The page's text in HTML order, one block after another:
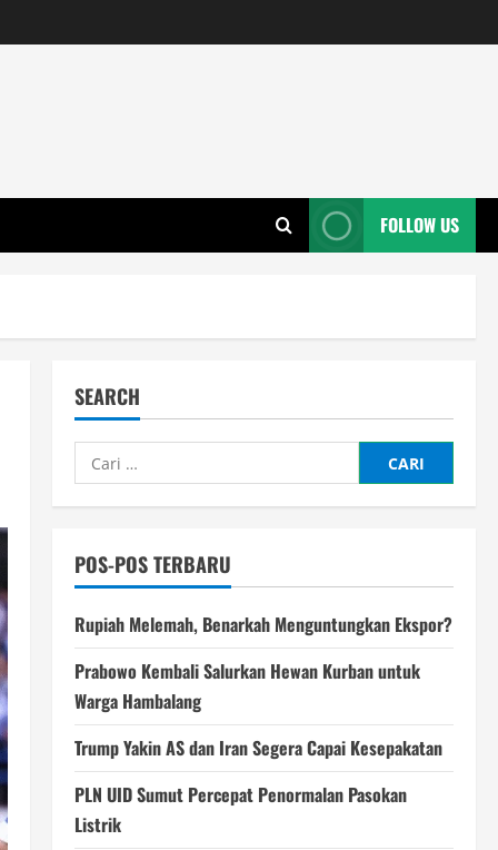
FOLLOW US
SEARCH
Cari
untuk:
POS-POS TERBARU
Rupiah Melemah, Benarkah Menguntungkan Ekspor?
Prabowo Kembali Salurkan Hewan Kurban untuk
Warga Hambalang
Trump Yakin AS dan Iran Segera Capai Kesepakatan
PLN UID Sumut Percepat Penormalan Pasokan
Listrik